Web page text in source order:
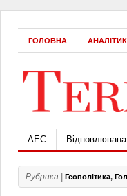
ГОЛОВНА
АЕС
Рубрика | Геополітика,